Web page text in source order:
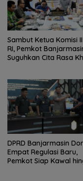
Sambut Ketua Komisi II
RI, Pemkot
Suguhkan Cita Rasa
DPRD Banjarmasin
Empat Regulasi Baru,
Pemkot Siap Kawal